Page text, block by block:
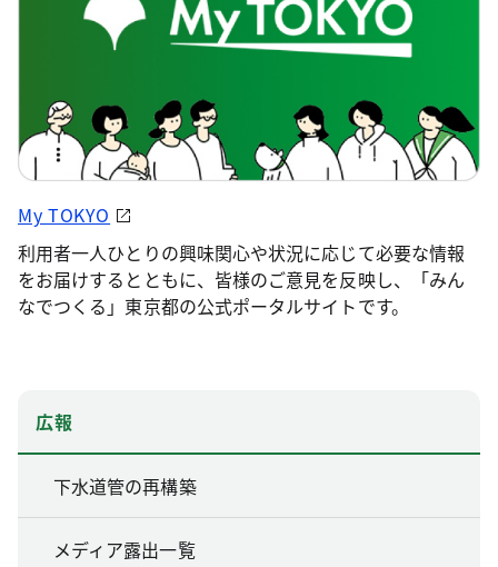
My TOKYO
利用者一人ひとりの興味関心や状況に応じて必要な情報
をお届けするとともに、皆様のご意見を反映し、「みん
なでつくる」東京都の公式ポータルサイトです。
広報
下水道管の再構築
メディア露出一覧